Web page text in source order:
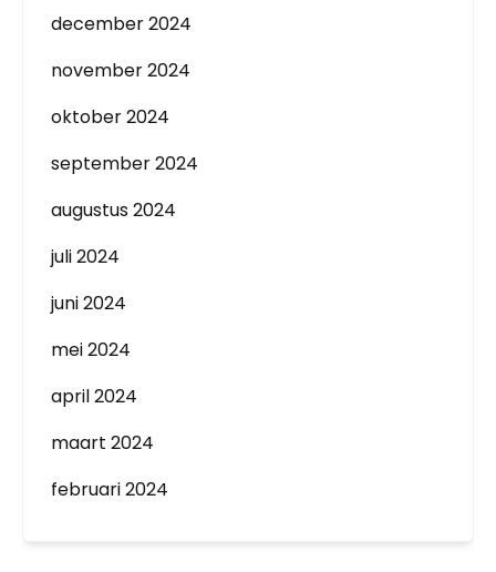
december 2024
november 2024
oktober 2024
september 2024
augustus 2024
juli 2024
juni 2024
mei 2024
april 2024
maart 2024
februari 2024